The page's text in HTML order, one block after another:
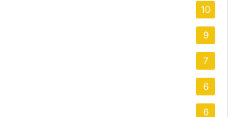
10
9
7
6
6